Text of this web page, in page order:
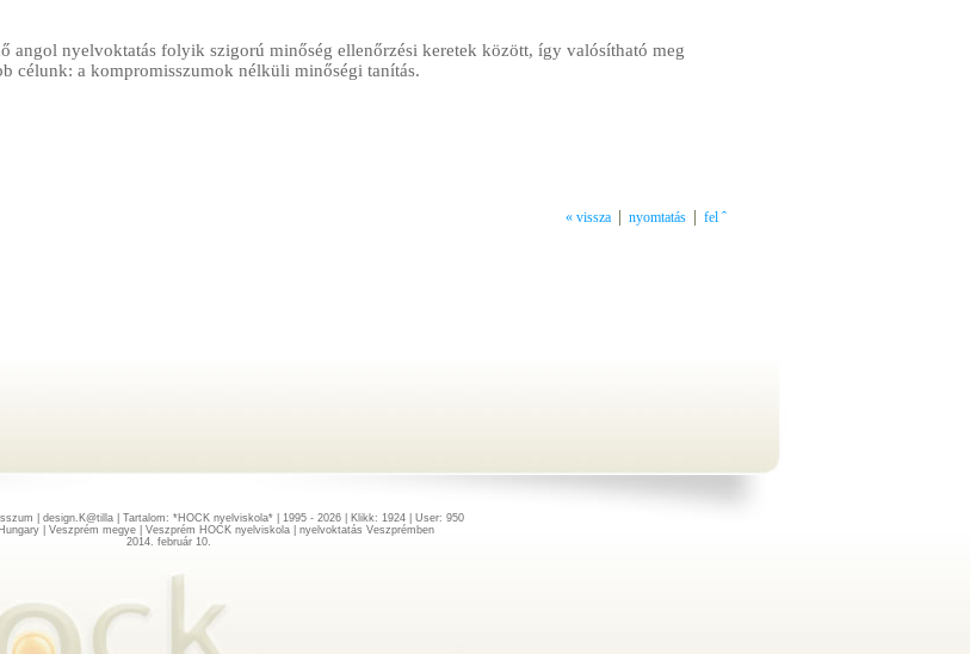
angol nyelvoktatás folyik szigorú minőség ellenőrzési keretek között, így valósítható meg
célunk: a kompromisszumok nélküli minőségi tanítás.
fel ˆ
nyomtatás
« vissza
| design. K@tilla| Tartalom: *HOCK nyelviskola* | 1995 - 2026 | Klikk: 1924 | User: 950
| Veszprém megye | Veszprém HOCK nyelviskola | nyelvoktatás Veszprémben
2014. február 10.